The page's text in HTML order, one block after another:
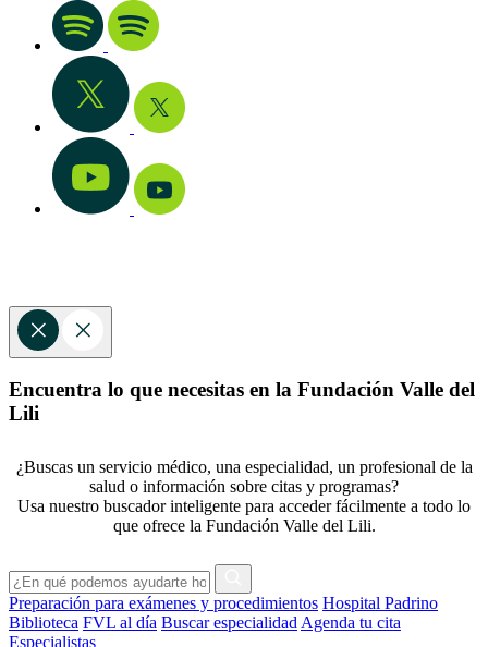
Encuentra lo que necesitas en la Fundación Valle del
Lili
¿Buscas un servicio médico, una especialidad, un profesional de la
salud o información sobre citas y programas?
Usa nuestro buscador inteligente para acceder fácilmente a todo lo
que ofrece la Fundación Valle del Lili.
Preparación para exámenes y procedimientos Hospital Padrino
Biblioteca FVL al día Buscar especialidad Agenda tu cita
Especialistas